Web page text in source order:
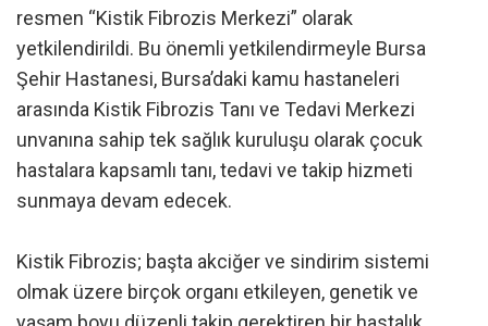
resmen “Kistik Fibrozis Merkezi” olarak
yetkilendirildi. Bu önemli yetkilendirmeyle Bursa
Şehir Hastanesi, Bursa’daki kamu hastaneleri
arasında Kistik Fibrozis Tanı ve Tedavi Merkezi
unvanına sahip tek sağlık kuruluşu olarak çocuk
hastalara kapsamlı tanı, tedavi ve takip hizmeti
sunmaya devam edecek.
Kistik Fibrozis; başta akciğer ve sindirim sistemi
olmak üzere birçok organı etkileyen, genetik ve